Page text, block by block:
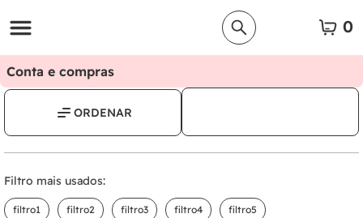
0
Conta e compras
Filtro mais usados:
filtro1 filtro2 filtro3 filtro4 filtro5